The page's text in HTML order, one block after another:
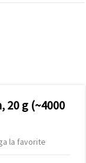
20 g (~4000
la favorite